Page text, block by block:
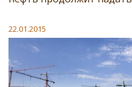
22.01.2015